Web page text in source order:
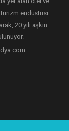
endüstrisi
20 yılı aşkın